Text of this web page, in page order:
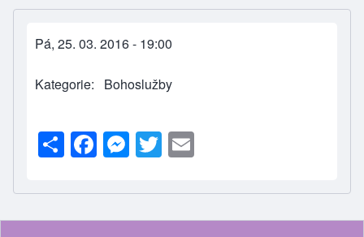
Pá, 25. 03. 2016 - 19:00
Kategorie Bohoslužby
S
h
ar
e
F
a
c
e
M
e
ss
e
T
wi
tt
er
ail